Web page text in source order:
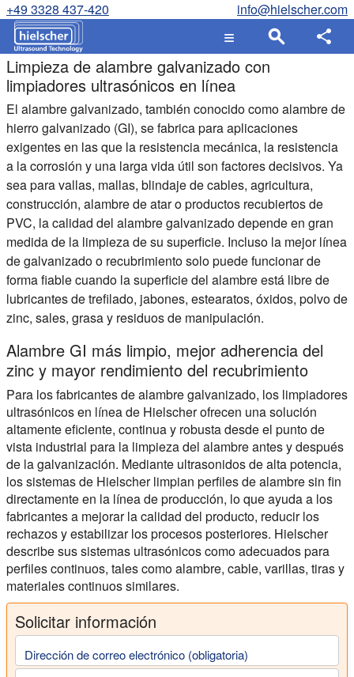
+49 3328 437-420 info@hielscher.com
Limpieza de alambre galvanizado con
limpiadores ultrasónicos en línea
El alambre galvanizado, también conocido como alambre de
hierro galvanizado (GI), se fabrica para aplicaciones
exigentes en las que la resistencia mecánica, la resistencia
a la corrosión y una larga vida útil son factores decisivos. Ya
sea para vallas, mallas, blindaje de cables, agricultura,
construcción, alambre de atar o productos recubiertos de
PVC, la calidad del alambre galvanizado depende en gran
medida de la limpieza de su superficie. Incluso la mejor línea
de galvanizado o recubrimiento solo puede funcionar de
forma fiable cuando la superficie del alambre está libre de
lubricantes de trefilado, jabones, estearatos, óxidos, polvo de
zinc, sales, grasa y residuos de manipulación.
Alambre GI más limpio, mejor adherencia del
zinc y mayor rendimiento del recubrimiento
Para los fabricantes de alambre galvanizado, los limpiadores
ultrasónicos en línea de Hielscher ofrecen una solución
altamente eficiente, continua y robusta desde el punto de
vista industrial para la limpieza del alambre antes y después
de la galvanización. Mediante ultrasonidos de alta potencia,
los sistemas de Hielscher limpian perfiles de alambre sin fin
directamente en la línea de producción, lo que ayuda a los
fabricantes a mejorar la calidad del producto, reducir los
rechazos y estabilizar los procesos posteriores. Hielscher
describe sus sistemas ultrasónicos como adecuados para
perfiles continuos, tales como alambre, cable, varillas, tiras y
materiales continuos similares.
Solicitar información
Dirección de correo electrónico (obligatoria)